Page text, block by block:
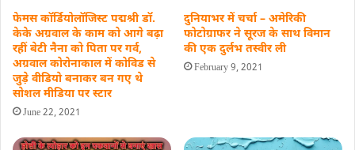
फेमस कॉर्डियोलॉजिस्ट पद्मश्री डॉ.
केके अग्रवाल के काम को आगे बढ़ा
रहीं बेटी नैना को पिता पर गर्व,
अग्रवाल कोरोनाकाल में कोविड से
जुड़े वीडियो बनाकर बन गए थे
सोशल मीडिया पर स्टार
June 22, 2021
दुनियाभर में चर्चा – अमेरिकी
फोटोग्राफर ने सूरज के साथ विमान
की एक दुर्लभ तस्वीर ली
February 9, 2021